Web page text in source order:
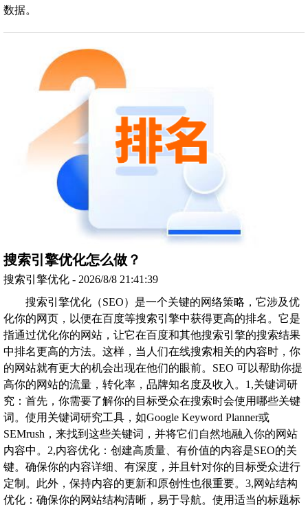
数据。
搜索引擎优化怎么做？
搜索引擎优化 - 2026/8/8 21:41:39
搜索引擎优化（SEO）是一个关键的网络策略，它涉及优
化你的网页，以便在百度等搜索引擎中获得更高的排名。它是
指通过优化你的网站，让它在百度和其他搜索引擎的搜索结果
中排名更高的方法。这样，当人们在线搜索相关的内容时，你
的网站就有更大的机会出现在他们的眼前。SEO 可以帮助你提
高你的网站的流量，转化率，品牌知名度及收入。1,关键词研
究：首先，你需要了解你的目标受众在搜索时会使用哪些关键
词。使用关键词研究工具，如Google Keyword Planner或
SEMrush，来找到这些关键词，并将它们自然地融入你的网站
内容中。2,内容优化：创建高质量、有价值的内容是SEO的关
键。确保你的内容详细、有深度，并且针对你的目标受众进行
定制。此外，保持内容的更新和原创性也很重要。3,网站结构
优化：确保你的网站结构清晰，易于导航。使用适当的标题标